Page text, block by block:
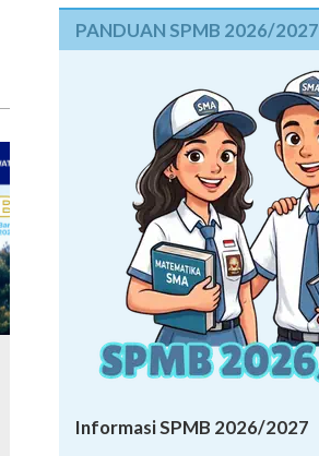
PANDUAN SPMB 2026/2027
Informasi SPMB 2026/2027